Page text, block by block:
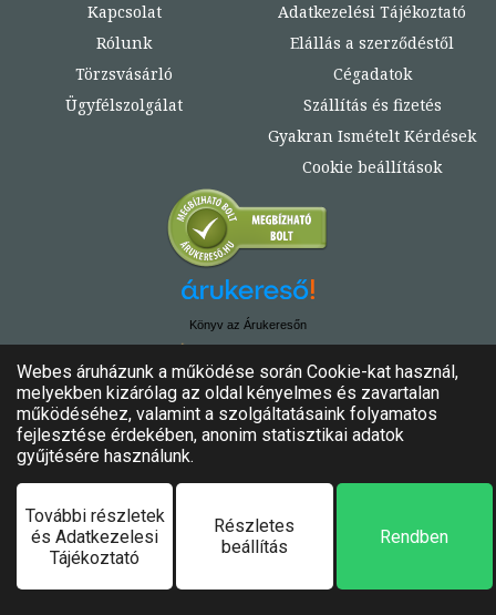
Kapcsolat
Rólunk
Törzsvásárló
Ügyfélszolgálat
Adatkezelési Tájékoztató
Elállás a szerződéstől
Cégadatok
Szállítás és fizetés
Gyakran Ismételt Kérdések
Cookie beállítások
Könyv az Árukeresőn
Minden jog fenntartva!
Felhasználási feltételek